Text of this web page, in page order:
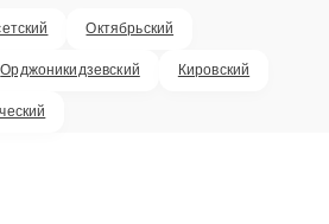
Октябрьский
Орджоникидзевский Кировский